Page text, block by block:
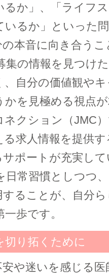
るか」、「ライフ
いるか」といった
本音に向き合う
の情報を見つけ
自分の価値観や
かを見極める視点
クション（JMC
求人情報を提供
ポートが充実し
日常習慣としつつ
ることが、自分
歩です。
切り拓くために
安や迷いを感じる